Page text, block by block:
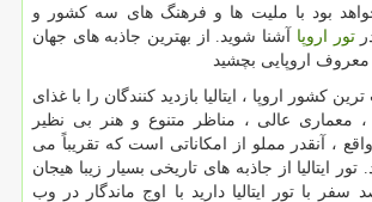
بود با ملیت ها و فرهنگ های سه کشور و
تور اروپا آشنا شوید. از بهترین جاذبه های جهان
معروف اروپایی بچشید
کشور اروپا ، ایتالیا بازدید کنندگان را با غذای
معماری عالی ، مناظر متنوع و هنر بی نظیر
، آنقدر مملو از امکاناتی است که تقریباً می
تور ایتالیا از جاذبه های تاریخی بسیار زیبا هیجان
با تور ایتالیا دارید با اوج ماندگار در وب